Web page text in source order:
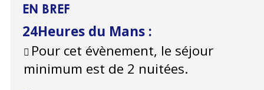
EN BREF
24Heures du Mans :
Pour cet évènement, le séjour
minimum est de 2 nuitées.